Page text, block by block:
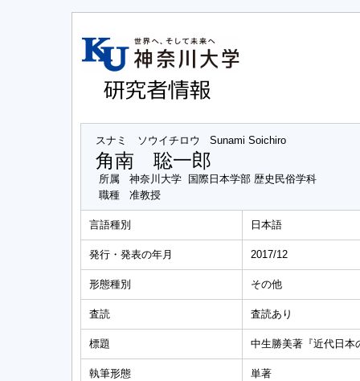
スナミ ソウイチロウ Sunami Soichiro
角南 聡一郎
所属
神奈川大学 国際日本学部 歴史民俗学科
職種
准教授
言語種別 日本語
発行・発表の年月 2017/12
形態種別 その他
査読 査読あり
標題 中生勝美著『近代日
執筆形態 単著